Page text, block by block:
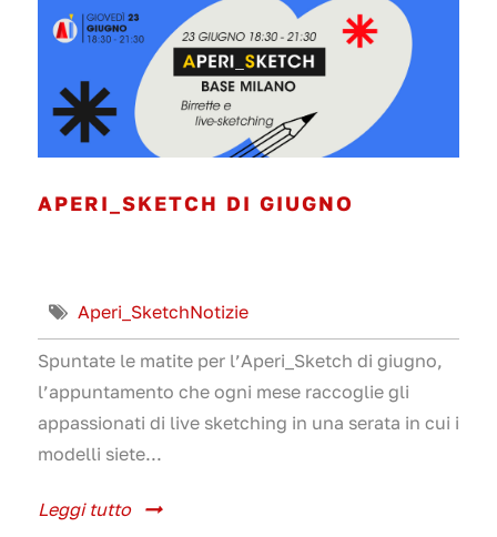
APERI_SKETCH DI GIUGNO
Aperi_SketchNotizie
Spuntate le matite per l’Aperi_Sketch di giugno,
l’appuntamento che ogni mese raccoglie gli
appassionati di live sketching in una serata in cui i
modelli siete...
Leggi tutto